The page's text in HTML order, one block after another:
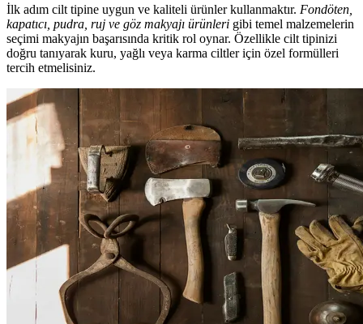
İlk adım cilt tipine uygun ve kaliteli ürünler kullanmaktır. Fondöten,
kapatıcı, pudra, ruj ve göz makyajı ürünleri gibi temel malzemelerin
seçimi makyajın başarısında kritik rol oynar. Özellikle cilt tipinizi
doğru tanıyarak kuru, yağlı veya karma ciltler için özel formülleri
tercih etmelisiniz.